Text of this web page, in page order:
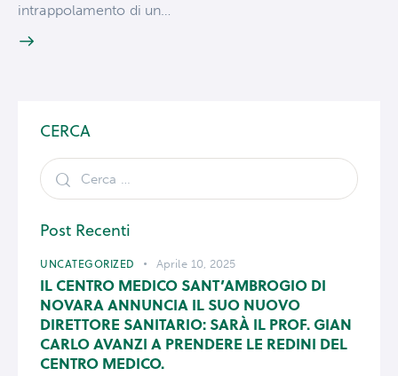
intrappolamento di un…
CERCA
Post Recenti
UNCATEGORIZED Aprile 10, 2025
IL CENTRO MEDICO SANT’AMBROGIO DI
NOVARA ANNUNCIA IL SUO NUOVO
DIRETTORE SANITARIO: SARÀ IL PROF. GIAN
CARLO AVANZI A PRENDERE LE REDINI DEL
CENTRO MEDICO.